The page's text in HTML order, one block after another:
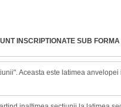
INSCRIPTIONATE SUB
Aceasta este latimea